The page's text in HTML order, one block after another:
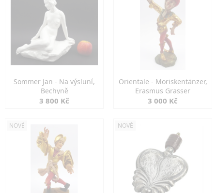
Sommer Jan - Na výsluní,
Bechyně
3 800 Kč
Orientale - Moriskentänzer,
Erasmus Grasser
3 000 Kč
NOVÉ NOVÉ